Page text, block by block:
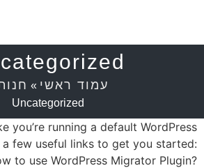
עמוד ראשי »
Uncategorized
you’re running a default WordPress
a few useful links to get you started:
to use WordPress Migrator Plugin?